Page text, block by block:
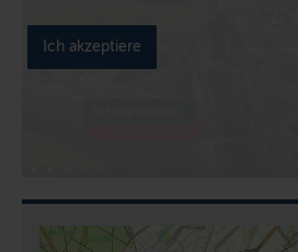
Ich akzeptiere